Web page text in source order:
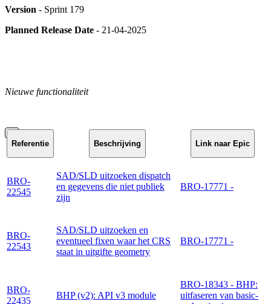
Version - Sprint 179
Planned Release Date - 21-04-2025
Nieuwe functionaliteit
Referentie Beschrijving Link naar Epic
BRO-
22545
SAD/SLD uitzoeken dispatch
en gegevens die niet publiek
zijn
BRO-17771 -
BRO-
22543
SAD/SLD uitzoeken en
eventueel fixen waar het CRS
staat in uitgifte geometry
BRO-17771 -
BRO-
22435
BHP (v2): API v3 module
BRO-18343 - BHP:
uitfaseren van basic-